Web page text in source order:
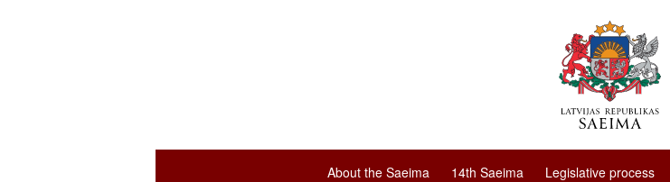
About the Saeima 14th Saeima Legislative process